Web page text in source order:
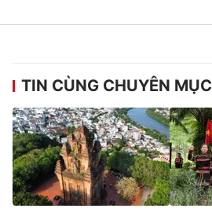
TIN CÙNG CHUYÊN MỤC